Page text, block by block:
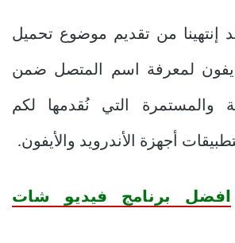
إنتهينا من تقديم موضوع تحميل
لمعرفة اسم المتصل ضمن
والمستمرة التي نُقدمها لكم
أجهزة الأندرويد والأيفون.
افضل برنامج فيديو شات